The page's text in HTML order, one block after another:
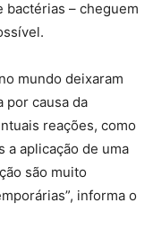
bactérias – cheguem
mundo deixaram
por causa da
reações, como
a aplicação de uma
são muito
informa o